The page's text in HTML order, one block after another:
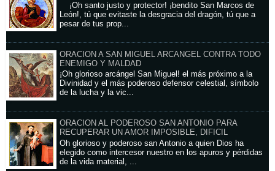
¡Oh santo justo y protector! ¡bendito San Marcos de
León!, tú que evitaste la desgracia del dragón, tú que a
pesar de tus prop...
ORACION A SAN MIGUEL ARCANGEL CONTRA TODO
ENEMIGO Y MALDAD
¡Oh glorioso arcángel San Miguel! el más próximo a la
Divinidad y el más poderoso defensor celestial, símbolo
de la lucha y la vic...
ORACION AL PODEROSO SAN ANTONIO PARA
RECUPERAR UN AMOR IMPOSIBLE, DIFICIL
Oh glorioso y poderoso san Antonio a quien Dios ha
elegido como intercesor nuestro en los apuros y pérdidas
de la vida material, ...